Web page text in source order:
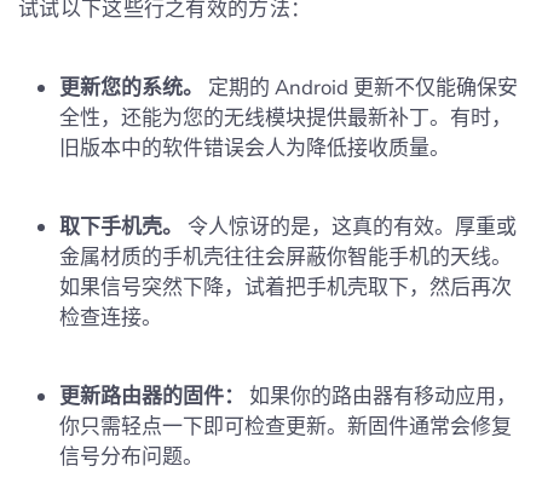
试试以下这些行之有效的方法：
更新您的系统。
定期的 Android 更新不仅能确保安
全性，还能为您的无线模块提供最新补丁。有时，
旧版本中的软件错误会人为降低接收质量。
取下手机壳。
令人惊讶的是，这真的有效。厚重或
金属材质的手机壳往往会屏蔽你智能手机的天线。
如果信号突然下降，试着把手机壳取下，然后再次
检查连接。
更新路由器的固件：
如果你的路由器有移动应用，
你只需轻点一下即可检查更新。新固件通常会修复
信号分布问题。